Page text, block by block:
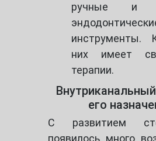
ручные и
инструменты.
них имеет
терапии.
его
С развитием
появилось много